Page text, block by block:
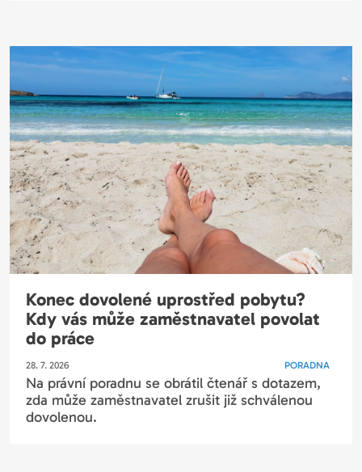
Konec dovolené uprostřed pobytu?
Kdy vás může zaměstnavatel povolat
do práce
28. 7. 2026 PORADNA
Na právní poradnu se obrátil čtenář s dotazem,
zda může zaměstnavatel zrušit již schválenou
dovolenou.